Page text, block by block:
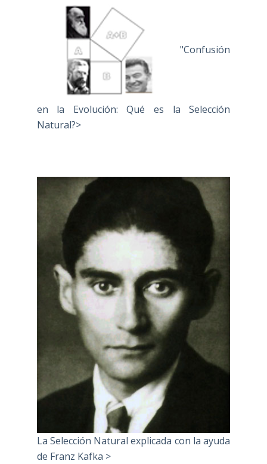
"Confusión
en la Evolución: Qué es la Selección
Natural?>
La Selección Natural explicada con la ayuda
de Franz Kafka >